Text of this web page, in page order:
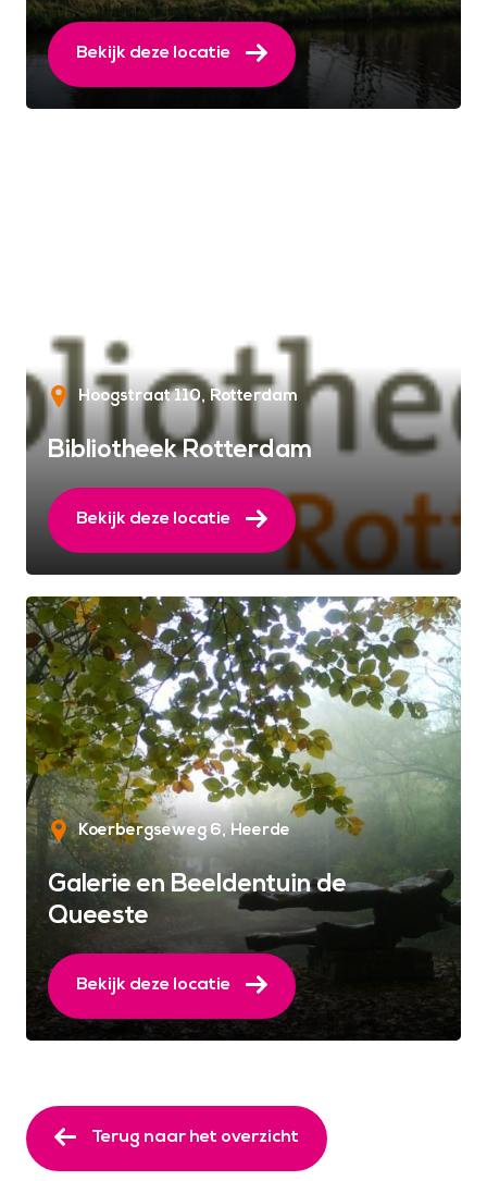
Bekijk deze locatie
Hoogstraat 110 Rotterdam
Bibliotheek Rotterdam
Bekijk deze locatie
Koerbergseweg 6 Heerde
Galerie en Beeldentuin de
Queeste
Bekijk deze locatie
Terug naar het overzicht